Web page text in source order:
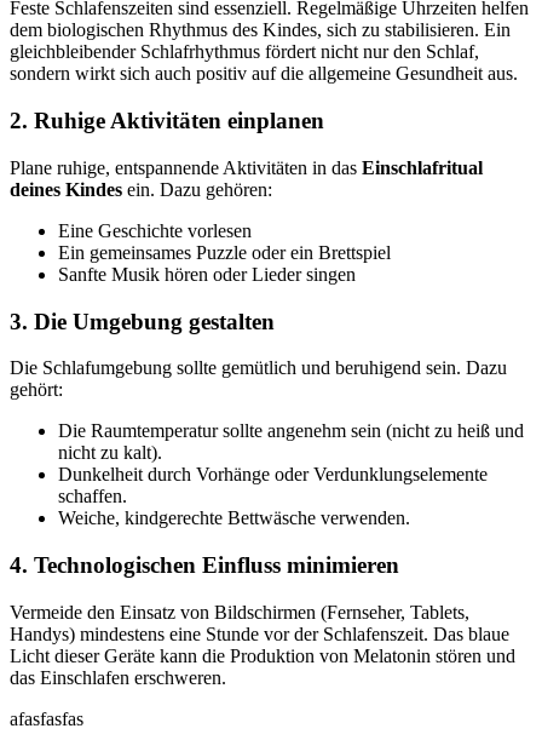
Feste Schlafenszeiten sind essenziell. Regelmäßige Uhrzeiten helfen
dem biologischen Rhythmus des Kindes, sich zu stabilisieren. Ein
gleichbleibender Schlafrhythmus fördert nicht nur den Schlaf,
sondern wirkt sich auch positiv auf die allgemeine Gesundheit aus.
2. Ruhige Aktivitäten einplanen
Plane ruhige, entspannende Aktivitäten in das Einschlafritual
deines Kindes ein. Dazu gehören:
Eine Geschichte vorlesen
Ein gemeinsames Puzzle oder ein Brettspiel
Sanfte Musik hören oder Lieder singen
3. Die Umgebung gestalten
Die Schlafumgebung sollte gemütlich und beruhigend sein. Dazu
gehört:
Die Raumtemperatur sollte angenehm sein (nicht zu heiß und
nicht zu kalt).
Dunkelheit durch Vorhänge oder Verdunklungselemente
schaffen.
Weiche, kindgerechte Bettwäsche verwenden.
4. Technologischen Einfluss minimieren
Vermeide den Einsatz von Bildschirmen (Fernseher, Tablets,
Handys) mindestens eine Stunde vor der Schlafenszeit. Das blaue
Licht dieser Geräte kann die Produktion von Melatonin stören und
das Einschlafen erschweren.
afasfasfas